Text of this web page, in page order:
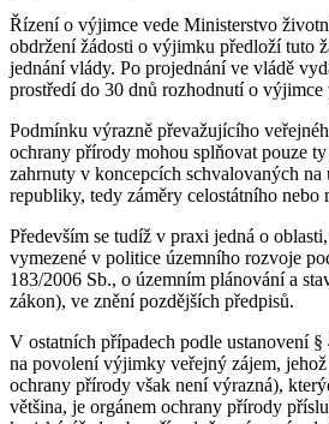
Řízení o výjimce vede Ministerstvo
obdržení žádosti o výjimku předloží tuto
jednání vlády. Po projednání ve vládě
prostředí do 30 dnů rozhodnutí o výjimce
Podmínku výrazně převažujícího
ochrany přírody mohou splňovat pouze
zahrnuty v koncepcích schvalovaných
republiky, tedy záměry celostátního nebo
Především se tudíž v praxi jedná o
vymezené v politice územního rozvoje
183/2006 Sb., o územním plánování a
zákon), ve znění pozdějších předpisů.
V ostatních případech podle ustanovení
na povolení výjimky veřejný zájem, jehož
ochrany přírody však není výrazná),
většina, je orgánem ochrany přírody